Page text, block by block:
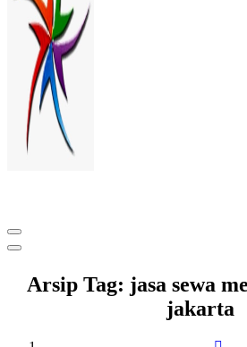
Arsip Tag: jasa sewa
jakarta